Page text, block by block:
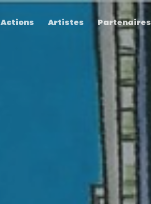
Actions Artistes Partenaires